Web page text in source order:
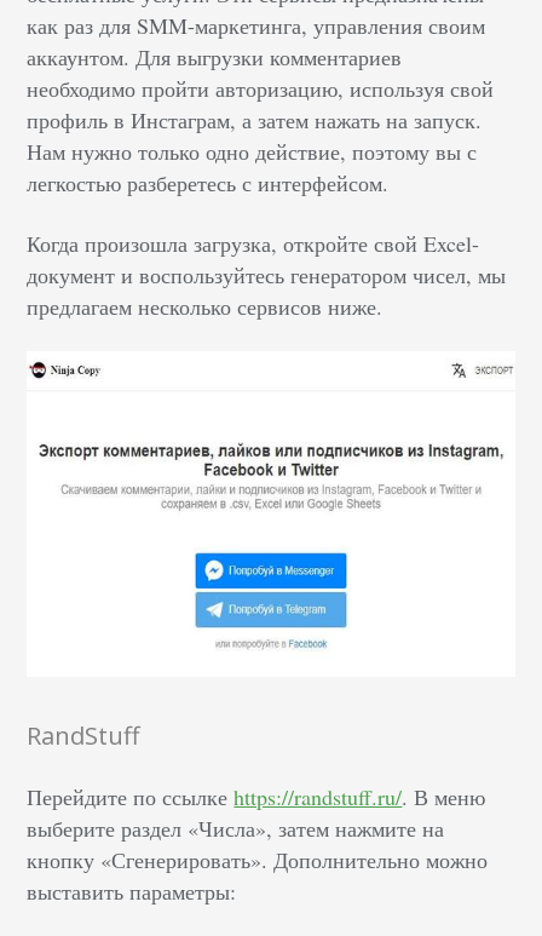
как раз для SMM-маркетинга, управления своим
аккаунтом. Для выгрузки комментариев
необходимо пройти авторизацию, используя свой
профиль в Инстаграм, а затем нажать на запуск.
Нам нужно только одно действие, поэтому вы с
легкостью разберетесь с интерфейсом.
Когда произошла загрузка, откройте свой Excel-
документ и воспользуйтесь генератором чисел, мы
предлагаем несколько сервисов ниже.
RandStuff
Перейдите по ссылкеhttps://randstuff.ru/. В меню
выберите раздел «Числа», затем нажмите на
кнопку «Сгенерировать». Дополнительно можно
выставить параметры: